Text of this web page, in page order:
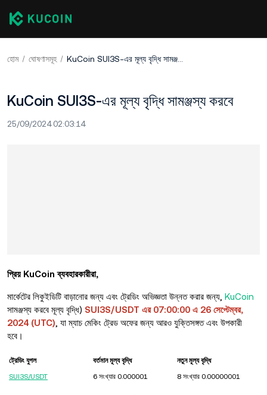
হোম ঘোষণাসমূহ KuCoin SUI3S-এর মূল্য বৃদ্ধি সামঞ্জস্য করবে
KuCoin SUI3S-এর মূল্য বৃদ্ধি সামঞ্জস্য করবে
25/09/2024 02:03:14
প্রিয় KuCoin ব্যবহারকারীরা,
মার্কেটের লিকুইডিটি বাড়ানোর জন্য এবং ট্রেডিং অভিজ্ঞতা উন্নত করার জন্য, KuCoin
সামঞ্জস্য করবে মূল্য বৃদ্ধি) SUI3S/USDT এর 07:00:00 এ 26 সেপ্টেম্বর,
2024 (UTC) , যা ম্যাচ মেকিং ট্রেড অফের জন্য আরও যুক্তিসঙ্গত এবং উপকারী
হবে।
ট্রেডিং যুগল বর্তমান মূল্য বৃদ্ধি
নতুন মূল্য বৃদ্ধি
SUI3S/USDT
6 সংখ্যার 0.000001 8 সংখ্যার 0.00000001